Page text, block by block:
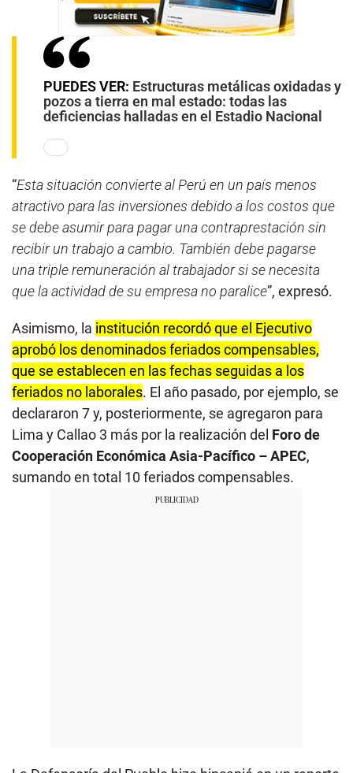
PUEDES VER: Estructuras metálicas oxidadas y
pozos a tierra en mal estado: todas las
deficiencias halladas en el Estadio Nacional
“Esta situación convierte al Perú en un país menos
atractivo para las inversiones debido a los costos que
se debe asumir para pagar una contraprestación sin
recibir un trabajo a cambio. También debe pagarse
una triple remuneración al trabajador si se necesita
que la actividad de su empresa no paralice”, expresó.
Asimismo, la institución recordó que el Ejecutivo
aprobó los denominados feriados compensables,
que se establecen en las fechas seguidas a los
feriados no laborales. El año pasado, por ejemplo, se
declararon 7 y, posteriormente, se agregaron para
Lima y Callao 3 más por la realización del Foro de
Cooperación Económica Asia-Pacífico – APEC,
sumando en total 10 feriados compensables.